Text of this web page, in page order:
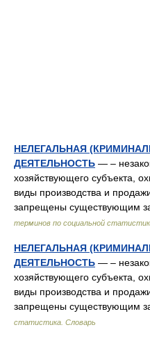
НЕЛЕГАЛЬНАЯ
ДЕЯТЕЛЬНОСТЬ — –
хозяйствующего субъекта,
виды производства и
запрещены существующим
терминов по социальной
НЕЛЕГАЛЬНАЯ
ДЕЯТЕЛЬНОСТЬ — –
хозяйствующего субъекта,
виды производства и
запрещены существующим
статистика. Словарь